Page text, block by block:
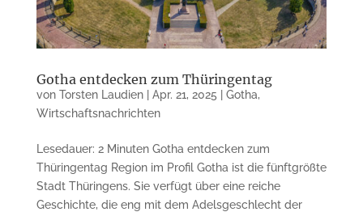
Gotha entdecken zum Thüringentag
von Torsten Laudien| Apr. 21, 2025 Gotha,
Wirtschaftsnachrichten
Lesedauer: 2 Minuten Gotha entdecken zum
Thüringentag Region im Profil Gotha ist die fünftgrößte
Stadt Thüringens. Sie verfügt über eine reiche
Geschichte, die eng mit dem Adelsgeschlecht der